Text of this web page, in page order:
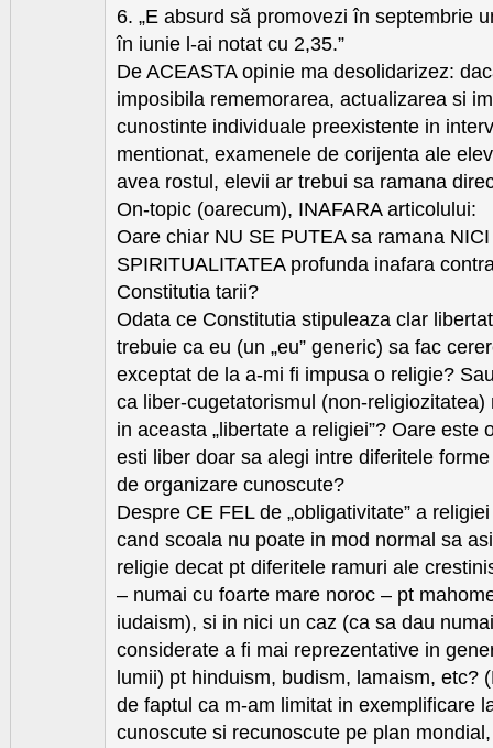
6. „E absurd să promovezi în septembrie
în iunie l-ai notat cu 2,35.”
De ACEASTA opinie ma desolidarizez:
imposibila rememorarea, actualizarea si
cunostinte individuale preexistente in
mentionat, examenele de corijenta ale
avea rostul, elevii ar trebui sa ramana
On-topic (oarecum), INAFARA articolului:
Oare chiar NU SE PUTEA sa ramana
SPIRITUALITATEA profunda inafara
Constitutia tarii?
Odata ce Constitutia stipuleaza clar
trebuie ca eu (un „eu” generic) sa fac
exceptat de la a-mi fi impusa o religie?
ca liber-cugetatorismul (non-religiozitatea)
in aceasta „libertate a religiei”? Oare este
esti liber doar sa alegi intre diferitele
de organizare cunoscute?
Despre CE FEL de „obligativitate” a
cand scoala nu poate in mod normal sa
religie decat pt diferitele ramuri ale
– numai cu foarte mare noroc – pt
iudaism), si in nici un caz (ca sa dau
considerate a fi mai reprezentative in
lumii) pt hinduism, budism, lamaism, etc?
de faptul ca m-am limitat in exemplificare
cunoscute si recunoscute pe plan